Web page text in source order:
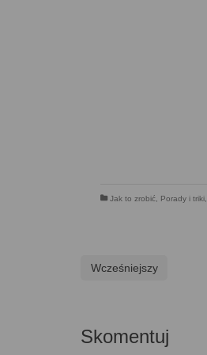
Jak to zrobić, Porady i triki,
Wcześniejszy
Skomentuj